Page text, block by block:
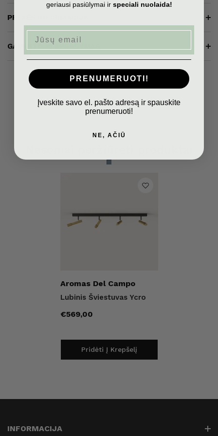
PREKĖS INFORMACIJA
GAMINTOJO APRAŠYMAS
Pardavėjas:
Aromas Del Campo
Lubinis Šviestuvas Ycro
Įprasta
€569,00
Pridėti Į Krepšelį
INFORMACIJA
geriausi pasiūlymai ir speciali nuolaida!
PRENUMERUOTI!
Įveskite savo el. pašto adresą ir spauskite
prenumeruoti!
NE, AČIŪ